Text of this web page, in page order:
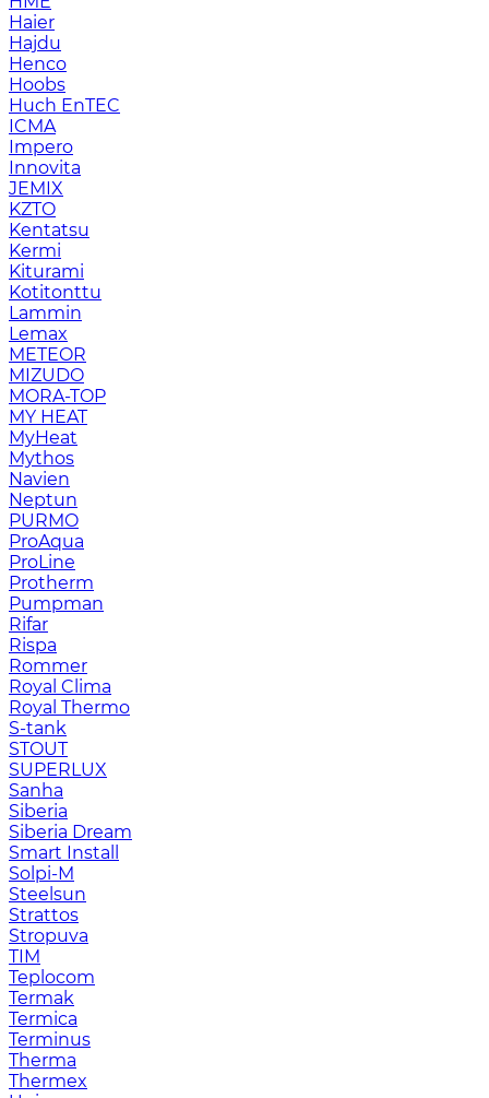
Haier
Hajdu
Henco
Hoobs
Huch EnTEC
ICMA
Impero
Innovita
JEMIX
KZTO
Kentatsu
Kermi
Kiturami
Kotitonttu
Lammin
Lemax
METEOR
MIZUDO
MORA-TOP
MY HEAT
MyHeat
Mythos
Navien
Neptun
PURMO
ProAqua
ProLine
Protherm
Pumpman
Rifar
Rispa
Rommer
Royal Clima
Royal Thermo
S-tank
STOUT
SUPERLUX
Sanha
Siberia
Siberia Dream
Smart Install
Solpi-M
Steelsun
Strattos
Stropuva
TIM
Teplocom
Termak
Termica
Terminus
Therma
Thermex